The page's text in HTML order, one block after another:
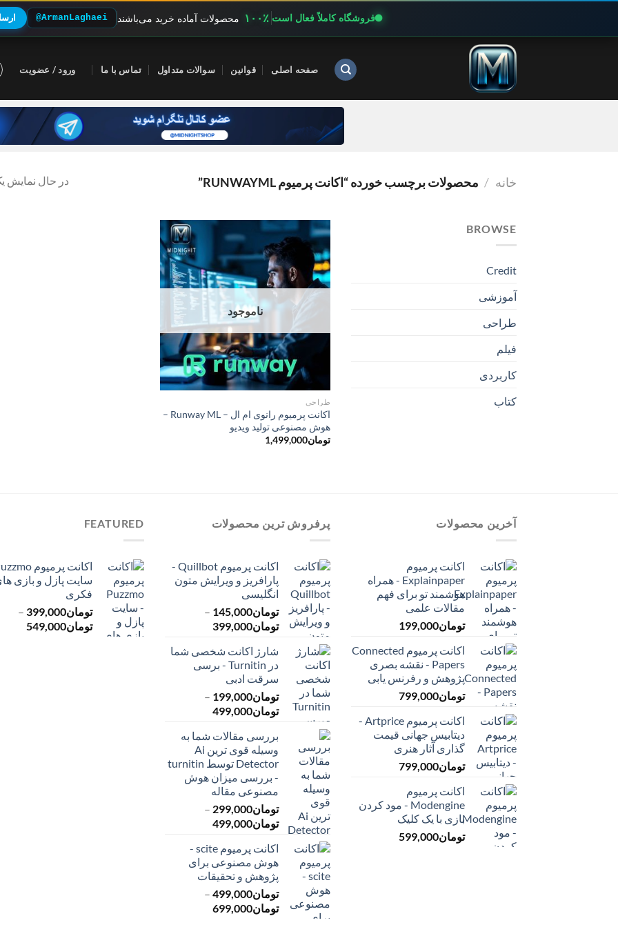
فروشگاه کاملاً فعال است ۱۰۰٪ محصولات آماده خرید می‌باشند @ArmanLaghaei
صفحه اصلی قوانین سوالات متداول تماس با ما ورود / عضویت
خانه / محصولات برچسب خورده “اکانت پرمیوم RUNWAYML” در حال نمایش
BROWSE
Credit
آموزشی
طراحی
فیلم
کاربردی
کتاب
ناموجود
طراحی
اکانت پرمیوم رانوی ام ال – Runway ML –
هوش مصنوعی تولید ویدیو
تومان1,499,000
آخرین محصولات
اکانت پرمیوم
Explainpaper - همراه
هوشمند تو برای فهم
مقالات علمی
تومان199,000
اکانت پرمیوم Connected
Papers - نقشه بصری
پژوهش و رفرنس یابی
تومان799,000
اکانت پرمیوم Artprice -
دیتابیس جهانی قیمت
‌گذاری آثار هنری
تومان799,000
اکانت پرمیوم
Modengine - مود کردن
بازی با یک کلیک
تومان599,000
پرفروش ترین محصولات
اکانت پرمیوم Quillbot -
پارافریز و ویرایش متون
انگلیسی
تومان145,000
–
تومان399,000
تومان145,000
تا
شارژ اکانت شخصی شما
در Turnitin - برسی
سرقت ادبی
تومان199,000
–
تومان499,000محدوده
تومان199,000
تا
تومان499,000
بررسی مقالات شما به
وسیله قوی ترین Ai
Detector توسط turnitin
- بررسی میزان هوش
مصنوعی مقاله
تومان299,000
–
تومان499,000محدوده
تا
تومان499,000
اکانت پرمیوم scite -
هوش مصنوعی برای
پژوهش و تحقیقات
تومان499,000
–
تومان699,000محدوده
FEATURED
سایت پازل و بازی
فکری
تومان399,000
–
تومان549,000